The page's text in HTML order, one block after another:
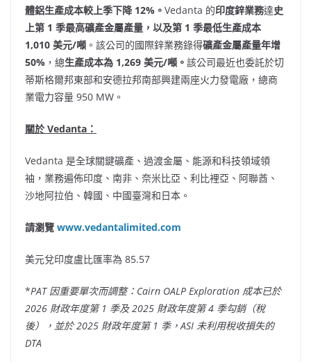
體鋁生產成本較上季下降 12%。 Vedanta 的印度鋅業務達史
上第 1 季最高礦產金屬產量，以及第 1 季最低生產成本
1,010 美元/噸 。該公司的國際鋅業務錄得礦產金屬產量年增
50% ，總生產成本為 1,269 美元/噸。 該公司最近也委託於切
蒂斯格爾邦東部和安德拉邦南部興建兩座火力發電廠，總商
業電力容量 950 MW。
關於 Vedanta：
Vedanta 是全球關鍵礦產、過渡金屬、能源和科技領域領
袖，業務遍佈印度、南非、奈米比亞、利比裡亞、阿聯酋、
沙地阿拉伯、韓國、中國臺灣和日本。
請瀏覽 www.vedantalimited.com
美元兌印度盧比匯率為 85.57
*PAT 因重要單次而調整：Cairn OALP Exploration 成本已於
2026 財政年度第 1 季及 2025 財政年度第 4 季勾銷（稅
後），並於 2025 財政年度第 1 季，ASI 未利用稅收損失的
DTA